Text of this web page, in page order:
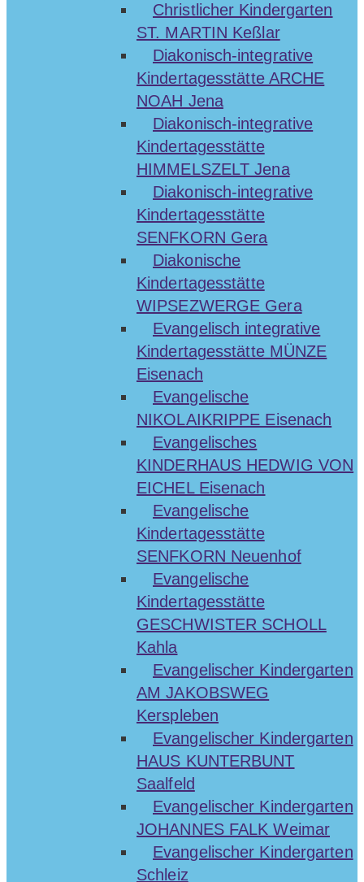
Christlicher Kindergarten
ST. MARTIN Keßlar
Diakonisch-integrative
Kindertagesstätte ARCHE
NOAH Jena
Diakonisch-integrative
Kindertagesstätte
HIMMELSZELT Jena
Diakonisch-integrative
Kindertagesstätte
SENFKORN Gera
Diakonische
Kindertagesstätte
WIPSEZWERGE Gera
Evangelisch integrative
Kindertagesstätte MÜNZE
Eisenach
Evangelische
NIKOLAIKRIPPE Eisenach
Evangelisches
KINDERHAUS HEDWIG VON
EICHEL Eisenach
Evangelische
Kindertagesstätte
SENFKORN Neuenhof
Evangelische
Kindertagesstätte
GESCHWISTER SCHOLL
Kahla
Evangelischer Kindergarten
AM JAKOBSWEG
Kerspleben
Evangelischer Kindergarten
HAUS KUNTERBUNT
Saalfeld
Evangelischer Kindergarten
JOHANNES FALK Weimar
Evangelischer Kindergarten
Schleiz